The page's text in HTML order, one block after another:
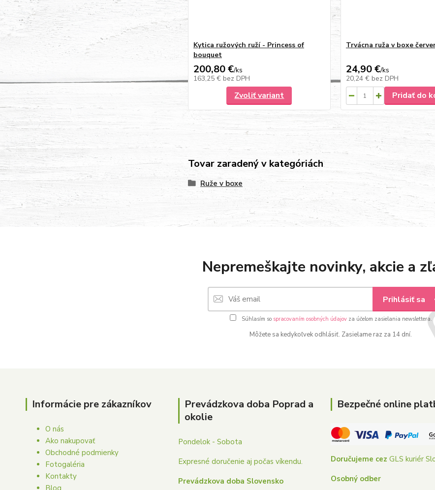
Kytica ružových ruží - Princess of
bouquet
200,80 €/ks
163,25 € bez DPH
Zvoliť variant
Trvácna ruža v boxe
24,90 €/ks
20,24 € bez DPH
Pridať do
Tovar zaradený v kategóriách
Ruže v boxe
Nepremeškajte novinky, akcie a
Prihlásiť sa
Súhlasím so spracovaním osobných údajovza účelom zasielania newslettera.
Môžete sa kedykoľvek odhlásiť. Zasielame raz za 14 dní.
Informácie pre zákazníkov
O nás
Ako nakupovať
Obchodné podmienky
Fotogaléria
Kontakty
Blog
Prevádzkova doba Poprad a
okolie
Pondelok - Sobota
Expresné doručenie aj počas víkendu.
Prevádzkova doba Slovensko
Bezpečné online
Doručujeme cez GLS kuriér
Osobný odber